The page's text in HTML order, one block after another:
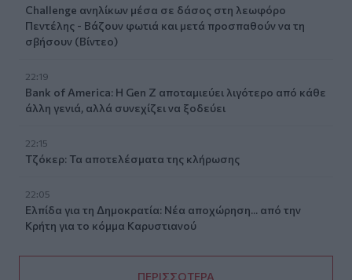
Challenge ανηλίκων μέσα σε δάσος στη λεωφόρο
Πεντέλης - Βάζουν φωτιά και μετά προσπαθούν να τη
σβήσουν (Βίντεο)
22:19
Bank of America: Η Gen Z αποταμιεύει λιγότερο από κάθε
άλλη γενιά, αλλά συνεχίζει να ξοδεύει
22:15
Τζόκερ: Τα αποτελέσματα της κλήρωσης
22:05
Ελπίδα για τη Δημοκρατία: Νέα αποχώρηση... από την
Κρήτη για το κόμμα Καρυστιανού
ΠΕΡΙΣΣΟΤΕΡΑ